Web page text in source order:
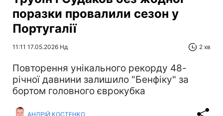
поразки провалили сезон у
Португалії
11:11 17.05.2026 Нд 2 хв
Повторення унікального рекорду 48-
річної давнини залишило "Бенфіку" за
бортом головного єврокубка
АНДРІЙ КОСТЕНКО